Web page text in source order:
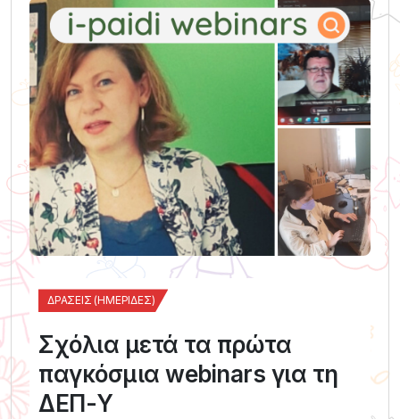
ΔΡΆΣΕΙΣ (ΗΜΕΡΊΔΕΣ)
Σχόλια μετά τα πρώτα
παγκόσμια webinars για τη
ΔΕΠ-Υ